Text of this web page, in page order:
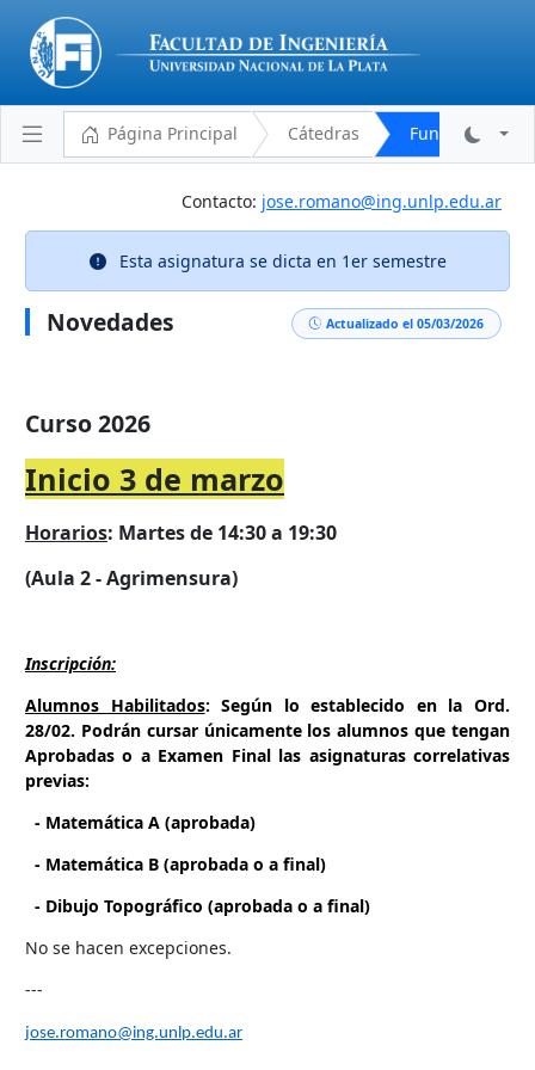
Página Principal Cátedras Fundamentos
Aulas y Horarios
Bibliografía
Reglamento
Enlaces Útiles
Contacto: jose.romano@ing.unlp.edu.ar
Esta asignatura se dicta en 1er semestre
Novedades Actualizado el 05/03/2026
Curso 2026
Inicio 3 de marzo
Horarios: Martes de 14:30 a 19:30
(Aula 2 - Agrimensura)
Inscripción:
Alumnos Habilitados: Según lo establecido en la Ord.
28/02. Podrán cursar únicamente los alumnos que tengan
Aprobadas o a Examen Final las asignaturas correlativas
previas:
- Matemática A (aprobada)
- Matemática B (aprobada o a final)
- Dibujo Topográfico (aprobada o a final)
No se hacen excepciones.
---
jose.romano@ing.unlp.edu.ar